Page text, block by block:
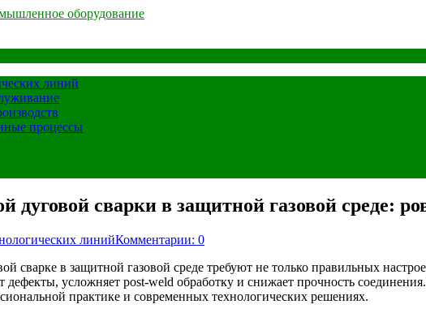
оборудование
линий
процессы
дуговой сварки в защитной газовой среде:
линийКомментарии: 0
сварке в защитной газовой среде требуют не только правильных
дефекты, усложняет post-weld обработку и снижает прочность
практике и современных технологических решениях.